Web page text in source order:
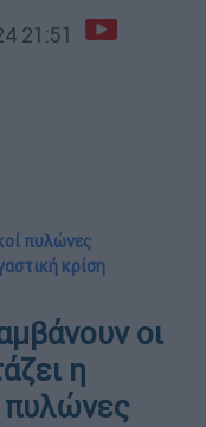
21:51
πυλώνες
κρίση
οι
η
πυλώνες